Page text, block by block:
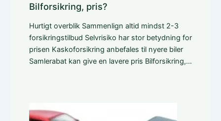
Bilforsikring, pris?
Hurtigt overblik Sammenlign altid mindst 2-3
forsikringstilbud Selvrisiko har stor betydning for
prisen Kaskoforsikring anbefales til nyere biler
Samlerabat kan give en lavere pris Bilforsikring,…